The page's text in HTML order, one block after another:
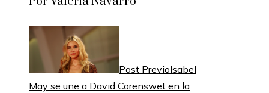
Post PrevioIsabel
May se une a David Corenswet en la